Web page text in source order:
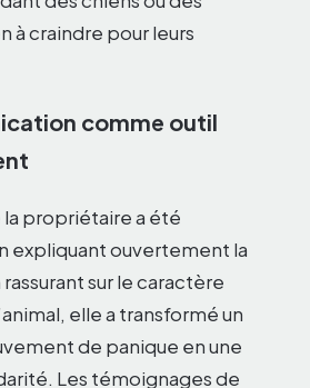
à craindre pour leurs
comme outil
la propriétaire a été
expliquant ouvertement la
sur le caractère
elle a transformé un
de panique en une
Les témoignages de